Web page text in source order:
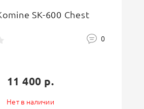
SK-600 Chest
0
11 400 р.
Нет в наличии